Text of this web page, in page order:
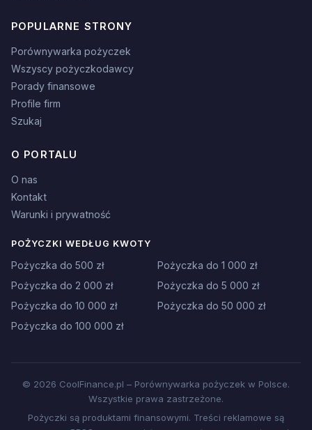
POPULARNE STRONY
Porównywarka pożyczek
Wszyscy pożyczkodawcy
Porady finansowe
Profile firm
Szukaj
O PORTALU
O nas
Kontakt
Warunki i prywatność
POŻYCZKI WEDŁUG KWOTY
Pożyczka do 500 zł
Pożyczka do 1 000 zł
Pożyczka do 2 000 zł
Pożyczka do 5 000 zł
Pożyczka do 10 000 zł
Pożyczka do 50 000 zł
Pożyczka do 100 000 zł
© 2026 CoolFinance.pl – Porównywarka pożyczek w Polsce.
Wszystkie prawa zastrzeżone.
Pożyczki są produktami finansowymi. Treści reklamowe są